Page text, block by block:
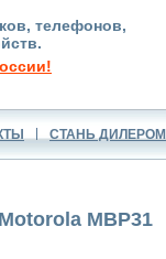
телефонов,
СТАНЬ ДИЛЕРОМ
MBP31